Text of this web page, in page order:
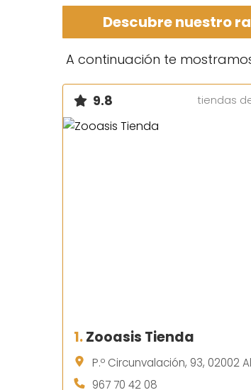
Descubre nuestro
A continuación te
9.8 tiendas
1.Zooasis Tienda
P.º Circunvalación, 93, 02002
967 70 42 08